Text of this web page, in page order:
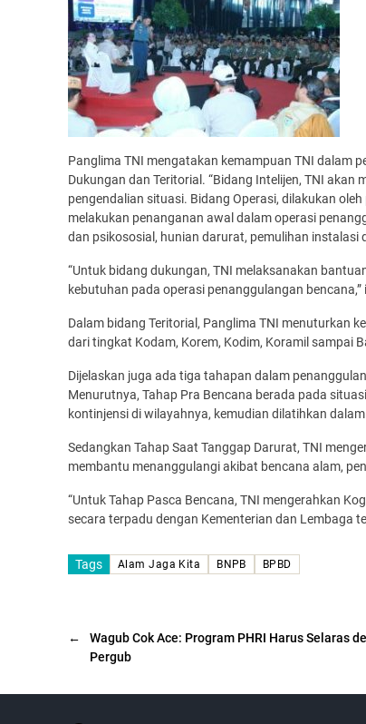
Panglima TNI mengatakan kemampuan TNI dalam
Dukungan dan Teritorial. “Bidang Intelijen, TNI
pengendalian situasi. Bidang Operasi, dilakukan
melakukan penanganan awal dalam operasi
dan psikososial, hunian darurat, pemulihan instalasi
“Untuk bidang dukungan, TNI melaksanakan
kebutuhan pada operasi penanggulangan bencana,”
Dalam bidang Teritorial, Panglima TNI menuturkan
dari tingkat Kodam, Korem, Kodim, Koramil sampai
Dijelaskan juga ada tiga tahapan dalam
Menurutnya, Tahap Pra Bencana berada pada
kontinjensi di wilayahnya, kemudian dilatihkan
Sedangkan Tahap Saat Tanggap Darurat, TNI
membantu menanggulangi akibat bencana alam,
“Untuk Tahap Pasca Bencana, TNI mengerahkan
secara terpadu dengan Kementerian dan Lembaga
Tags Alam Jaga Kita BNPB BPBD
←
Wagub Cok Ace: Program PHRI Harus Selaras
Pergub